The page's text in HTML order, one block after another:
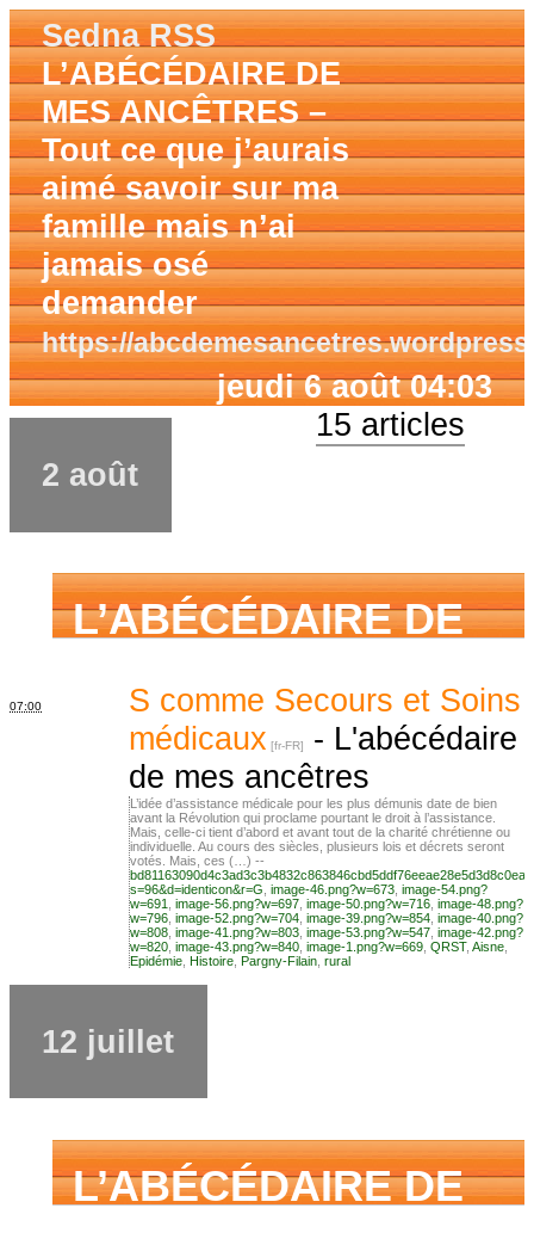
Sedna RSS
L’ABÉCÉDAIRE DE
MES ANCÊTRES –
Tout ce que j’aurais
aimé savoir sur ma
famille mais n’ai
jamais osé
demander
https://
jeudi 6 août 04:03
15 articles
2 août
L’ABÉCÉDAIRE DE
MES ANCÊTRES –
Tout ce que j’aurais
aimé savoir sur ma
famille mais n’ai
jamais osé
demander
07:00
S comme Secours et Soins
médicaux
- L'abécédaire
de mes ancêtres
L’idée d’assistance médicale pour les plus démunis date de bien
avant la Révolution qui proclame pourtant le droit à l’assistance.
Mais, celle-ci tient d’abord et avant tout de la charité chrétienne ou
individuelle. Au cours des siècles, plusieurs lois et décrets seront
votés. Mais, ces (…) --
s=96&d=identicon&r=G image-46.png?w=673 image-54.png?
w=691
image-56.png?w=697 image-50.png?w=716 image-48.png?
w=796 image-52.png?w=704 image-39.png?w=854 image-40.png?
w=808 image-41.png?w=803 image-53.png?w=547 image-42.png?
w=820 image-43.png?w=840 image-1.png?w=669 QRST, Aisne
Epidémie Histoire Pargny-Filain rural
12 juillet
L’ABÉCÉDAIRE DE